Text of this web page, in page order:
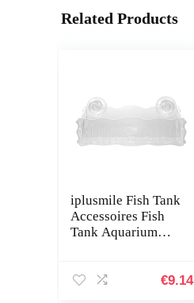
Related Products
iplusmile Fish Tank
Accessoires Fish
Tank Aquarium
Houder met
€9.14